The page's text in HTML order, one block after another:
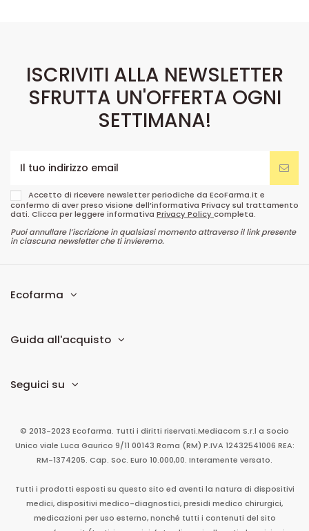
ISCRIVITI ALLA NEWSLETTER
SFRUTTA UN'OFFERTA OGNI
SETTIMANA!
Accetto di ricevere newsletter periodiche da EcoFarma.it e
confermo di aver preso visione dell’informativa Privacy sul trattamento
dati. Clicca per leggere informativa Privacy Policycompleta.
Puoi annullare l’iscrizione in qualsiasi momento attraverso il link presente
in ciascuna newsletter che ti invieremo.
Ecofarma
Guida all'acquisto
Seguici su
© 2013-2023 Ecofarma. Tutti i diritti riservati.Mediacom S.r.l a Socio
Unico viale Luca Gaurico 9/11 00143 Roma (RM) P.IVA 12432541006 REA:
RM-1374205. Cap. Soc. Euro 10.000,00. Interamente versato.
Tutti i prodotti esposti su questo sito ed aventi la natura di dispositivi
medici, dispositivi medico-diagnostici, presidi medico chirurgici,
medicazioni per uso esterno, nonché tutti i contenuti del sito